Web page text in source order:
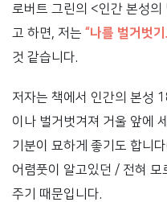
로버트 그린의 <인간 본성
고 하면, 저는 “나를 벌거벗
것 같습니다.
저자는 책에서 인간의 본성
이나 벌거벗겨져 거울 앞에
기분이 묘하게 좋기도 합니
어렴풋이 알고있던 / 전혀 모
주기 때문입니다.